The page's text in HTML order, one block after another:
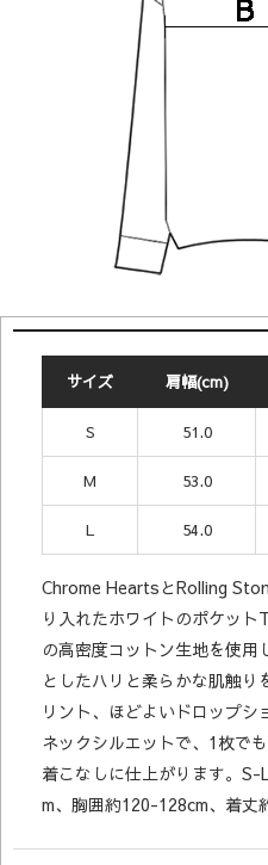
サイズ 肩幅(cm)
S 51.0
M 53.0
L 54.0
Chrome HeartsとRolling
り入れたホワイトのポケッ
の高密度コットン生地を使用
としたハリと柔らかな肌触
リント、ほどよいドロップ
ネックシルエットで、1枚で
着こなしに仕上がります。
m、胸囲約120-128cm、着丈